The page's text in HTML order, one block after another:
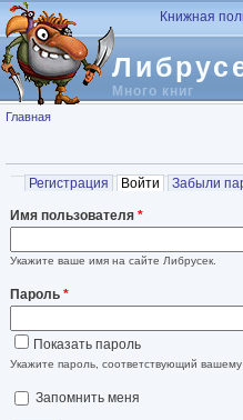
Перейти к основному содержанию
Много книг
Книжная
Вы здесь
Главная
Главные вкладки
Регистрация Войти (активная
Забыли
Имя пользователя *
Укажите ваше имя на сайте Либрусек.
Пароль *
Показать пароль
Укажите пароль, соответствующий вашему
Запомнить меня